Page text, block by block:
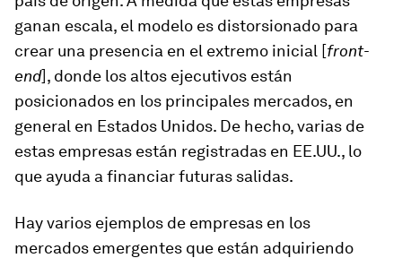
ganan escala, el modelo es distorsionado para
crear una presencia en el extremo inicial [front-
end], donde los altos ejecutivos están
posicionados en los principales mercados, en
general en Estados Unidos. De hecho, varias de
estas empresas están registradas en EE.UU., lo
que ayuda a financiar futuras salidas.
Hay varios ejemplos de empresas en los
mercados emergentes que están adquiriendo